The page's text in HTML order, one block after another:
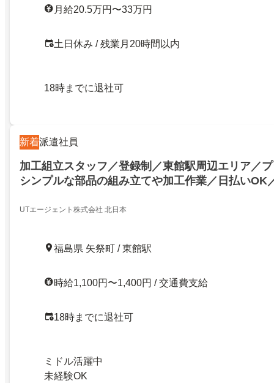
月給20.5万円〜33万円
土日休み / 残業月20時間以内
18時までに退社可
新着派遣社員
加工組立スタッフ／登録制／東館駅周辺エリア／
シンプルな部品の組み立てや加工作業／日払いOK
UTエージェント株式会社 北日本
福島県 矢祭町 / 東館駅
時給1,100円〜1,400円 / 交通費支給
18時までに退社可
ミドル活躍中
未経験OK